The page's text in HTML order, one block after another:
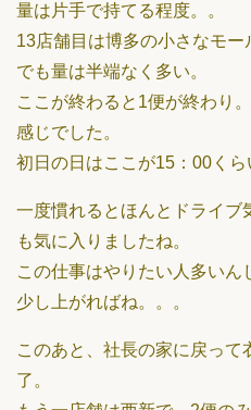
量は片手で持てる程度。。
13店舗目は博多の小さなモー
でも量は半端なく多い。
ここが終わると1便が終わり
感じでした。
初日の日はここが15：00くら
一度慣れるとほんとドライブ
も気に入りましたね。
この仕事はやりたい人多いん
少し上がればね。。。
このあと、社長の家に戻っ
了。